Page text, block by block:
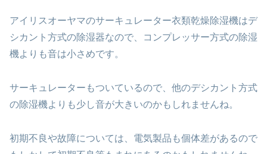
アイリスオーヤマのサーキュレーター衣類乾燥除湿機はデ
シカント方式の除湿器なので、コンプレッサー方式の除湿
機よりも音は小さめです。
サーキュレーターもついているので、他のデシカント方式
の除湿機よりも少し音が大きいのかもしれませんね。
初期不良や故障については、電気製品も個体差があるので